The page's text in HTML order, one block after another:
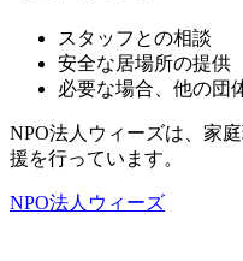
スタッフとの相談
安全な居場所の提供
必要な場合、他の団
NPO法人ウィーズは、家
援を行っています。
NPO法人ウィーズ